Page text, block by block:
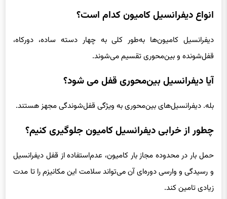
انواع دیفرانسیل کامیون کدام است؟
دیفرانسیل کامیون‌ها به‌طور کلی به چهار دسته ساده، دورکاه،
قفل‌شونده و بین‌محوری تقسیم می‌شوند.
آیا دیفرانسیل بین‌محوری قفل می شود؟
بله. دیفرانسیل‌های بین‌محوری به ویژگی قفل‌شوندگی مجهز هستند.
چطور از خرابی دیفرانسیل کامیون جلوگیری کنیم؟
حمل بار در محدوده مجاز بار کامیون، عدم‌استفاده از قفل دیفرانسیل
و رسیدگی و وارسی دوره‌ای آن می‌تواند سلامت این مکانیزم را تا مدت
زیادی تامین کند.